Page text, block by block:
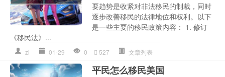
要趋势是收紧对非法移民的制裁，同时
逐步改善移民的法律地位和权利。以下
是一些主要的移民政策内容： 1. 修订
《移民法》...
zl 01-29 0 527 文章列表
平民怎么移民美国